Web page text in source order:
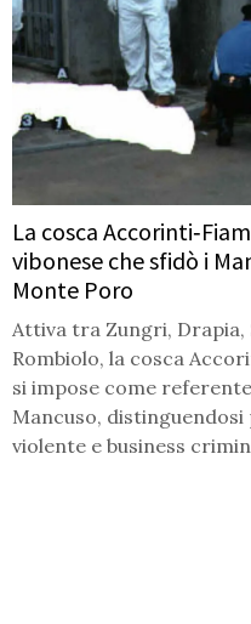
La cosca
vibonese che sfidò i
Monte Poro
Attiva tra Zungri, Drapia,
Rombiolo, la cosca
si impose come
Mancuso,
violente e business